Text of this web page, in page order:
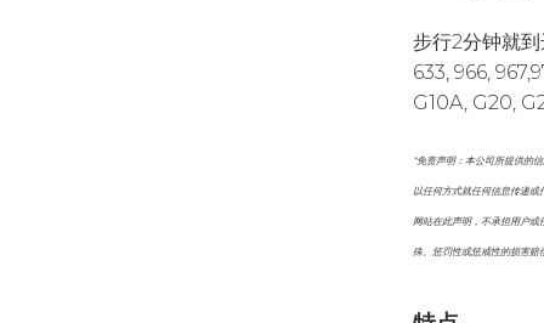
步行2分钟就
633, 966,
G10A, G20,
*免责声明：本公司所提供的
以任何方式就任何信息传递或
网站在此声明，不承担用户或
殊、惩罚性或惩戒性的损害赔